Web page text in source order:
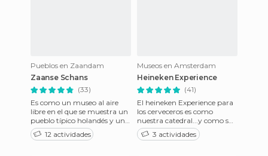
Pueblos en Zaandam
Zaanse Schans
(33)
Es como un museo al aire
libre en el que se muestra un
pueblo típico holandés y una
serie de molinos, totalmente
restaurados y en
12 actividades
Museos en Amsterdam
Heineken Experience
(41)
El heineken Experience para
los cerveceros es como
nuestra catedral...y como su
nombre indica una
experiencia total.No es un
3 actividades